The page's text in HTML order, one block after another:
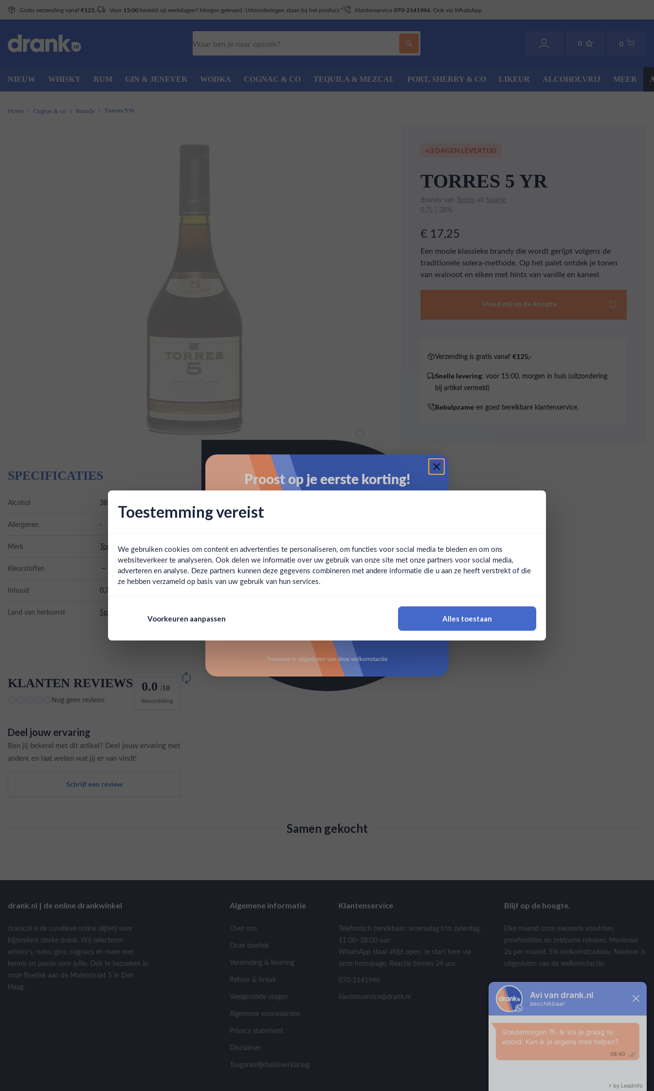
Gratis verzending vanaf €125,- Voor 15:00besteld op werkdagen? Morgen geleverd. Uitzonderingen staan bij het product.* Klantenservice 070-2141946 . Ook via WhatsApp.
0 0
NIEUW WHISKY RUM GIN & JENEVER WODKA COGNAC & CO TEQUILA & MEZCAL PORT, SHERRY & CO LIKEUR ALCOHOLVRIJ MEER
Ben jij 18 jaar of ouder?
Home Cognac & co Brandy Torres 5 Yr
+3 DAGEN LEVERTIJD
TORRES 5 YR
Brandy vanTorres uit Spanje
0,7L | 38%
€ 17,25
Een mooie klassieke brandy die wordt gerijpt volgens de
traditionele solera-methode. Op het palet ontdek je tonen
van walnoot en eiken met hints van vanille en kaneel.
Houd mij op de hoogte
Verzending is gratis vanaf€125,-
Snelle levering: voor 15:00, morgen in huis (uitzondering
bij artikel vermeld)
Behulpzame en goed bereikbare klantenservice.
SPECIFICATIES
Alcohol 38.00%
Allergenen -
Merk Torres
Kleurstoffen
Inhoud 0,7L
Land van herkomst Spanje
KLANTEN REVIEWS
Nog geen reviews
0.0 /10
Beoordeling
Deel jouw ervaring
Ben jij bekend met dit artikel? Deel jouw ervaring met
andere en laat weten wat jij er van vindt!
Schrijf een review
Samen gekocht
drank.nl | de online drankwinkel
drank.nl is de curatieve online slijterij voor
bijzondere sterke drank. Wij selecteren
whisky's, rums, gins, cognacs en meer met
kennis en passie voor jullie. Ook te bezoeken in
onze Boetiek aan de Molenstraat 5 in Den
Haag.
Algemene informatie
Over ons
Onze boetiek
Verzending & levering
Retour & breuk
Veelgestelde vragen
Algemene voorwaarden
Privacy statement
Disclaimer
Toegankelijkheidsverklaring
Klantenservice
Telefonisch bereikbaar: woensdag t/m zaterdag,
11:00–18:00 uur.
WhatsApp staat altijd open. Je start hem via
onze homepage. Reactie binnen 24 uur.
070-2141946
klantenservice@drank.nl
Blijf op de hoogte.
Elke maand onze nieuwste vondsten,
proefnotities en zeldzame releases. Maximaal
2x per maand. 5% welkomstcadeau. Navimer is
uitgesloten van de welkomstactie.
Toestemming vereist
We gebruiken cookies om content en advertenties te personaliseren, om functies voor social media te bieden en om ons
websiteverkeer te analyseren. Ook delen we informatie over uw gebruik van onze site met onze partners voor social media,
adverteren en analyse. Deze partners kunnen deze gegevens combineren met andere informatie die u aan ze heeft verstrekt of die
ze hebben verzameld op basis van uw gebruik van hun services.
Voorkeuren aanpassen Alles toestaan
Proost op je eerste korting!
Claim mijn korting
*Navimer is uitgesloten van deze welkomstactie